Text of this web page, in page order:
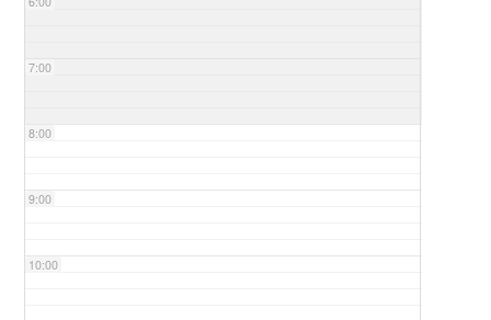
7:00
8:00
9:00
10:00